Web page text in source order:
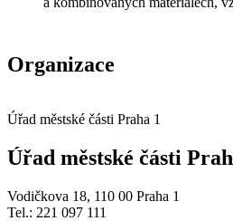
Organizace
Úřad městské části Praha 1
Úřad městské části
Vodičkova 18, 110 00 Praha 1
Tel.: 221 097 111